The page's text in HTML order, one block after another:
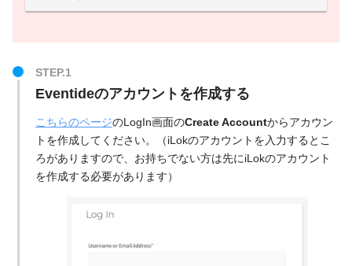
Eventideのアカウントを作成する
こちらのページのLogIn画面のCreate Accountからアカウン
トを作成してください。（iLokのアカウントを入力するとこ
ろがありますので、お持ちでない方は先にiLokのアカウント
を作成する必要があります）